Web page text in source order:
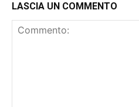
LASCIA UN COMMENTO